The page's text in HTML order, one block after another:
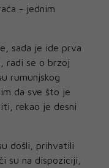
- jednim
sada je ide prva
radi se o brzoj
rumunjskog
da sve što je
rekao je desni
došli, prihvatili
su na dispoziciji,